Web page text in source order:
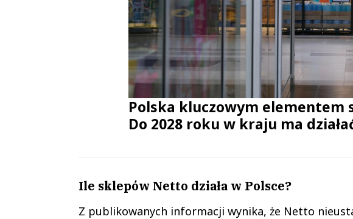
Polska kluczowym elementem
Do 2028 roku w kraju ma
Ile sklepów Netto działa w Polsce?
Z publikowanych informacji wynika, że Netto